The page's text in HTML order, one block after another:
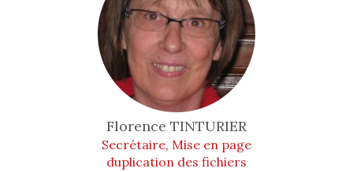
Florence TINTURIER
Secrétaire, Mise en page
duplication des fichiers